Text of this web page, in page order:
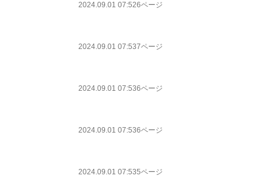
2024.09.01 07:526ページ
2024.09.01 07:537ページ
2024.09.01 07:536ページ
2024.09.01 07:536ページ
2024.09.01 07:535ページ